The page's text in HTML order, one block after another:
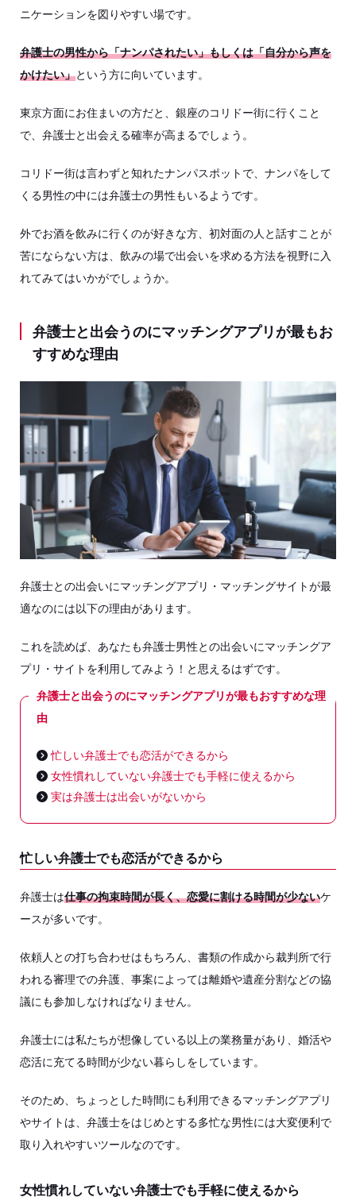
ニケーションを図りやすい場です。
弁護士の男性から「ナンパされたい」もしくは「自分から声を
かけたい」という方に向いています。
東京方面にお住まいの方だと、銀座のコリドー街に行くこと
で、弁護士と出会える確率が高まるでしょう。
コリドー街は言わずと知れたナンパスポットで、ナンパをして
くる男性の中には弁護士の男性もいるようです。
外でお酒を飲みに行くのが好きな方、初対面の人と話すことが
苦にならない方は、飲みの場で出会いを求める方法を視野に入
れてみてはいかがでしょうか。
弁護士と出会うのにマッチングアプリが最もお
すすめな理由
弁護士との出会いにマッチングアプリ・マッチングサイトが最
適なのには以下の理由があります。
これを読めば、あなたも弁護士男性との出会いにマッチングア
プリ・サイトを利用してみよう！と思えるはずです。
弁護士と出会うのにマッチングアプリが最もおすすめな理
由
忙しい弁護士でも恋活ができるから
女性慣れしていない弁護士でも手軽に使えるから
実は弁護士は出会いがないから
忙しい弁護士でも恋活ができるから
弁護士は仕事の拘束時間が長く、恋愛に割ける時間が少ないケ
ースが多いです。
依頼人との打ち合わせはもちろん、書類の作成から裁判所で行
われる審理での弁護、事案によっては離婚や遺産分割などの協
議にも参加しなければなりません。
弁護士には私たちが想像している以上の業務量があり、婚活や
恋活に充てる時間が少ない暮らしをしています。
そのため、ちょっとした時間にも利用できるマッチングアプリ
やサイトは、弁護士をはじめとする多忙な男性には大変便利で
取り入れやすいツールなのです。
女性慣れしていない弁護士でも手軽に使えるから